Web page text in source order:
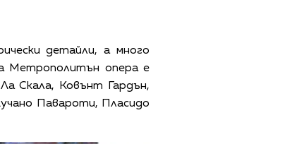
детайли, а много
Метрополитън опера е
Скала, Ковънт Гардън,
Павароти, Пласидо